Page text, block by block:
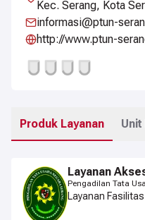
Kec. Serang, Kota
informasi@ptun-
http://www.ptun-
Produk Layanan Unit
Layanan
Pengadilan Tata
Layanan